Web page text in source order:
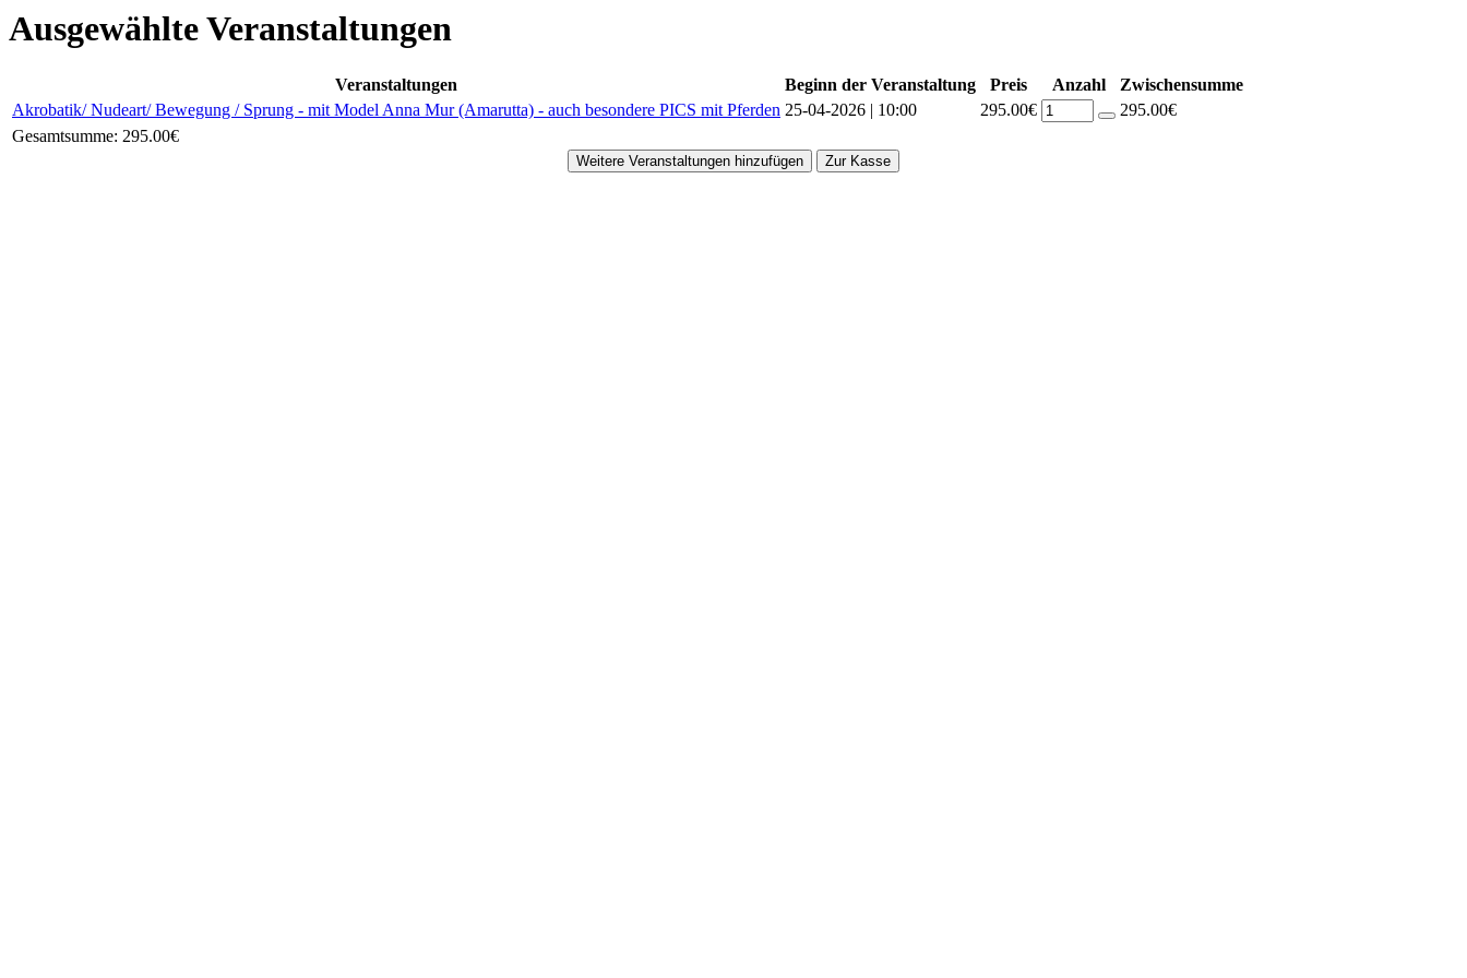
Ausgewählte Veranstaltungen
Veranstaltungen Beginn der Veranstaltung Preis Anzahl
Zwischensumme
Akrobatik/ Nudeart/ Bewegung / Sprung - mit Model Anna Mur (Amarutta) - auch besondere PICS mit Pferden 25-04-2026 | 10:00 295.00€
295.00€
Gesamtsumme: 295.00€
Weitere Veranstaltungen hinzufügen Zur Kasse